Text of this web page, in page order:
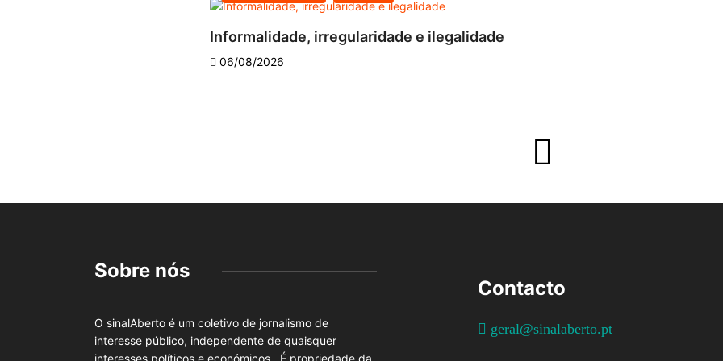
Informalidade, irregularidade e ilegalidade
06/08/2026
Sobre nós
O sinalAberto é um coletivo de jornalismo de
interesse público, independente de quaisquer
Contacto
geral@sinalaberto.pt